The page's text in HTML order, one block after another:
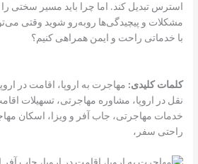
استرس تبدیل کند. اما چرا باید مسیر سختی را
مشکلات و پیچیدگی‌ها روبه‌رو شوید وقتی
با خدماتی راحت و ایمن همراهی کنیم؟
کلمات کلیدی: مهاجرت به اروپا، اقامت در
نقل در اروپا، مشاوره مهاجرتی، تسهیلات
خدمات مهاجرتی، جاب آفر و ویزا، اسکان
راحتی سفر،